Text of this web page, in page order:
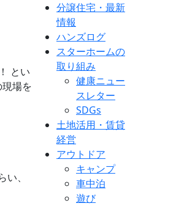
とい
場を
、
分譲住宅・最新
情報
ハンズログ
スターホームの
取り組み
健康ニュー
スレター
SDGs
土地活用・賃貸
経営
アウトドア
キャンプ
車中泊
遊び